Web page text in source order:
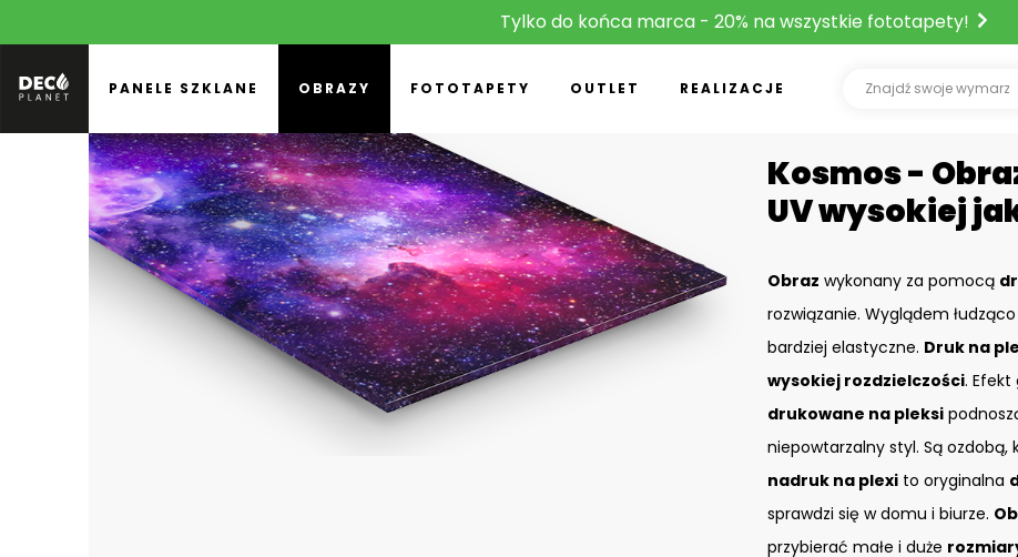
Tylko do końca marca - 20% na wszystkie fototapety!
PANELE SZKLANE OBRAZY FOTOTAPETY OUTLET REALIZACJE
Kosmos -
UV wysokiej
Obraz wykonany za pomocą
rozwiązanie. Wyglądem
bardziej elastyczne. Druk na
wysokiej rozdzielczości. Efekt
drukowane na pleksi
niepowtarzalny styl. Są ozdobą,
nadruk na plexi to oryginalna
sprawdzi się w domu i biurze.
przybierać małe i duże